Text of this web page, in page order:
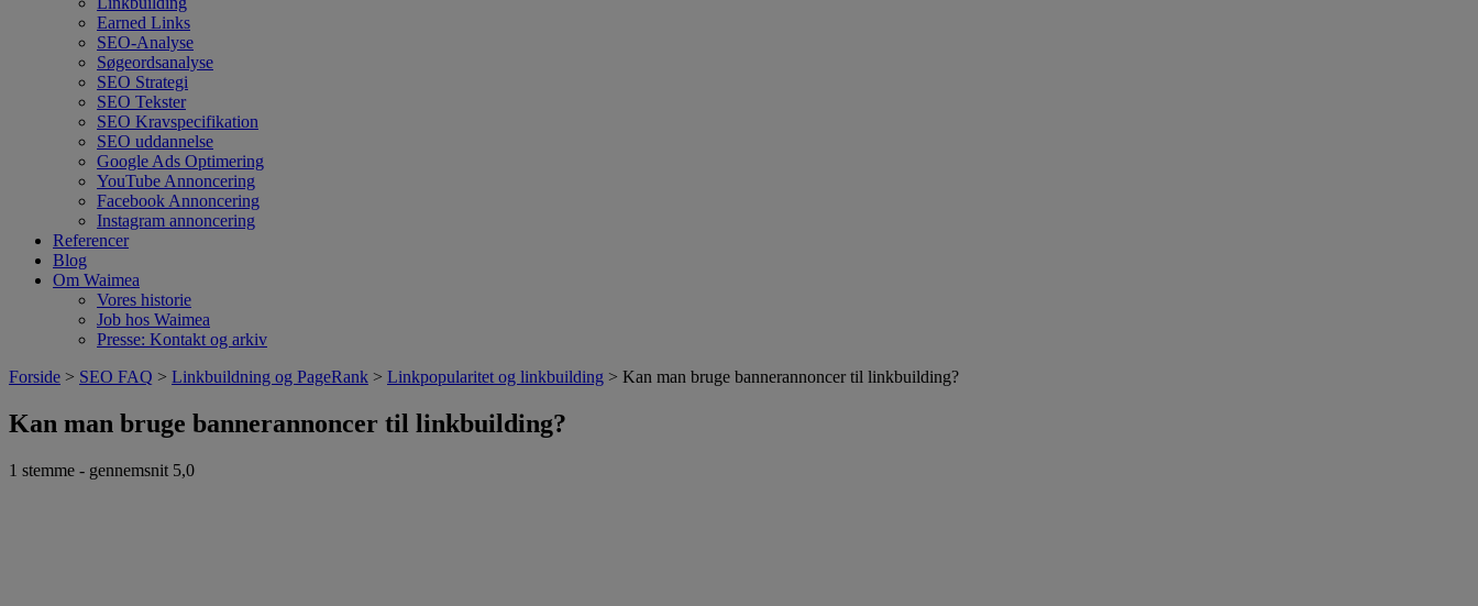
Earned Links
SEO-Analyse
Søgeordsanalyse
SEO Strategi
SEO Tekster
SEO Kravspecifikation
SEO uddannelse
Google Ads Optimering
YouTube Annoncering
Facebook Annoncering
Instagram annoncering
Referencer
Blog
Om Waimea
Vores historie
Job hos Waimea
Presse: Kontakt og arkiv
Forside > SEO FAQ > Linkbuildning og PageRank > Linkpopularitet og linkbuilding > Kan man bruge bannerannoncer til linkbuilding?
Kan man bruge bannerannoncer til linkbuilding?
1 stemme - gennemsnit 5,0